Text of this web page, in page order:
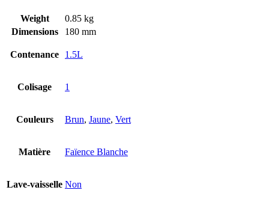
Weight
0.85 kg
Dimensions
180 mm
Contenance 1.5L
Colisage 1
Couleurs Brun, Jaune, Vert
Matière Faïence Blanche
Lave-vaisselle Non